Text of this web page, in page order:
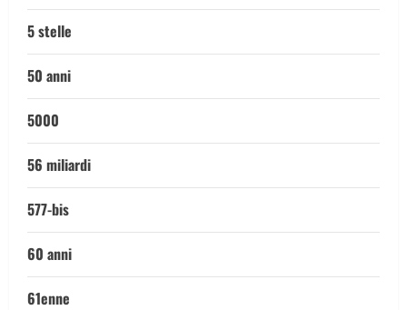
5 stelle
50 anni
5000
56 miliardi
577-bis
60 anni
61enne